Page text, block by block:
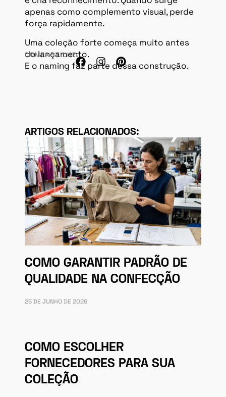
apenas como complemento visual, perde
força rapidamente.
Uma coleção forte começa muito antes
do lançamento.
E o naming faz parte dessa construção.
COMPARTILHE:
ARTIGOS RELACIONADOS:
COMO GARANTIR PADRÃO DE
QUALIDADE NA CONFECÇÃO
25 DE JUNHO DE 2026
COMO ESCOLHER
FORNECEDORES PARA SUA
COLEÇÃO